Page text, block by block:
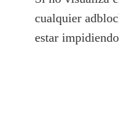
cualquier
estar